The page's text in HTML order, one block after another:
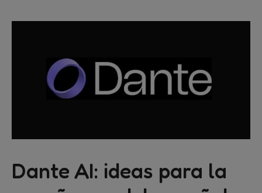
Dante AI: ideas para la